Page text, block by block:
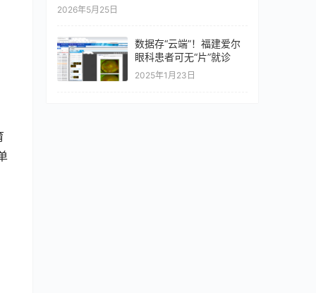
2026年5月25日
数据存“云端”！福建爱尔
眼科患者可无“片”就诊
2025年1月23日